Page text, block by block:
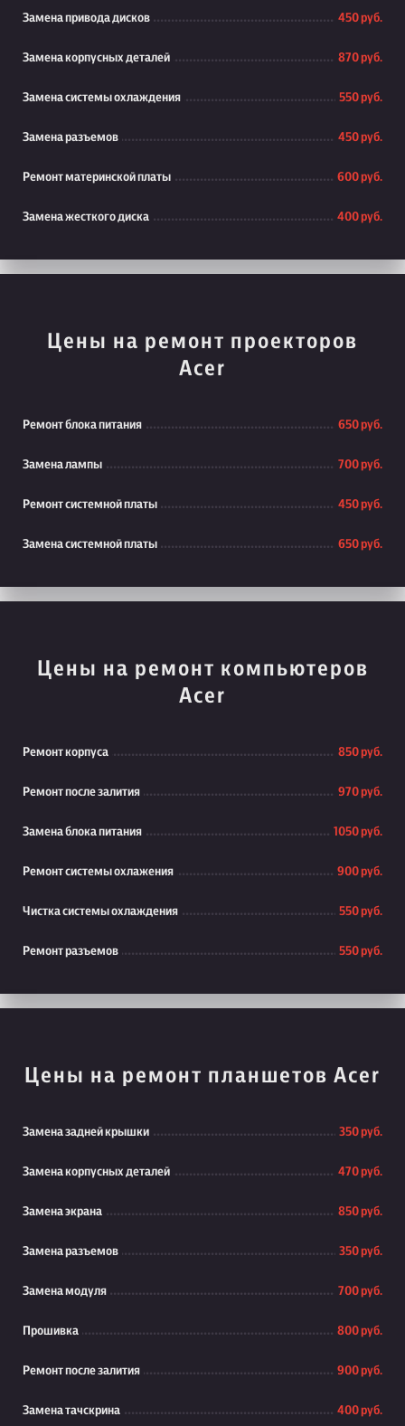
Замена привода дисков 450 руб.
Замена корпусных деталей 870 руб.
Замена системы охлаждения 550 руб.
Замена разъемов 450 руб.
Ремонт материнской платы 600 руб.
Замена жесткого диска 400 руб.
Цены на ремонт проекторов
Acer
Ремонт блока питания 650 руб.
Замена лампы 700 руб.
Ремонт системной платы 450 руб.
Замена системной платы 650 руб.
Цены на ремонт компьютеров
Acer
Ремонт корпуса 850 руб.
Ремонт после залития 970 руб.
Замена блока питания 1050 руб.
Ремонт системы охлажения 900 руб.
Чистка системы охлаждения 550 руб.
Ремонт разъемов 550 руб.
Цены на ремонт планшетов Acer
Замена задней крышки 350 руб.
Замена корпусных деталей 470 руб.
Замена экрана 850 руб.
Замена разъемов 350 руб.
Замена модуля 700 руб.
Прошивка 800 руб.
Ремонт после залития 900 руб.
Замена тачскрина 400 руб.